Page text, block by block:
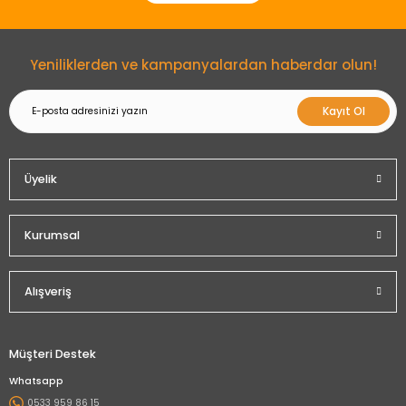
Yeniliklerden ve kampanyalardan haberdar olun!
Kayıt Ol
Üyelik
Kurumsal
Alışveriş
Müşteri Destek
Whatsapp
0533 959 86 15